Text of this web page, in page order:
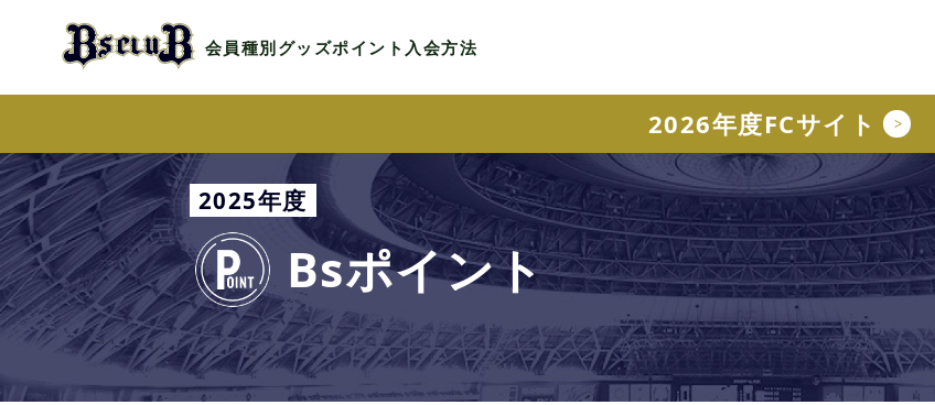
会員種別グッズポイント 入会方法
2026年度FCサイト
2025年度
Bsポイント